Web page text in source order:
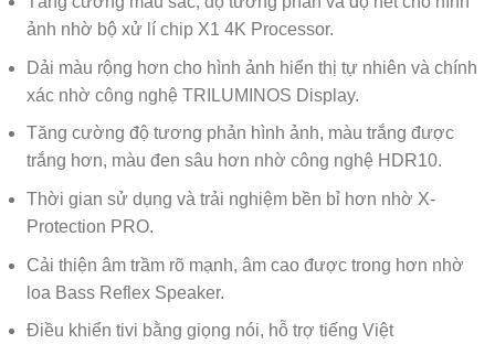
ảnh nhờ bộ xử lí chip X1 4K Processor.
Dải màu rộng hơn cho hình ảnh hiển thị tự nhiên và chính
xác nhờ công nghệ TRILUMINOS Display.
Tăng cường độ tương phản hình ảnh, màu trắng được
trắng hơn, màu đen sâu hơn nhờ công nghệ HDR10.
Thời gian sử dụng và trải nghiệm bền bỉ hơn nhờ X-
Protection PRO.
Cải thiện âm trầm rõ mạnh, âm cao được trong hơn nhờ
loa Bass Reflex Speaker.
Điều khiển tivi bằng giọng nói, hỗ trợ tiếng Việt